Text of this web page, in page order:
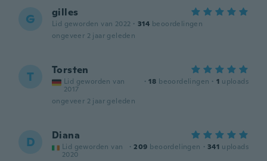
G gilles
Lid geworden van 2022 · 314 beoordelingen
ongeveer 2 jaar geleden
T Torsten
Lid geworden van
2017
· 18 beoordelingen · 1 uploads
ongeveer 2 jaar geleden
D Diana
Lid geworden van
2020
· 209 beoordelingen · 341 uploads